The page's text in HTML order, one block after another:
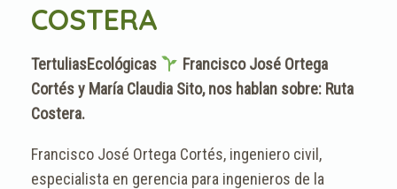
COSTERA
TertuliasEcológicas
Francisco José Ortega
Cortés y María Claudia Sito, nos hablan sobre: Ruta
Costera.
Francisco José Ortega Cortés, ingeniero civil,
especialista en gerencia para ingenieros de la